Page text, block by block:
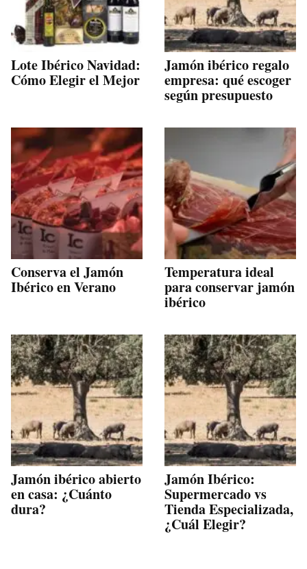
Lote Ibérico Navidad:
Cómo Elegir el Mejor
Jamón ibérico regalo
empresa: qué escoger
según presupuesto
Conserva el Jamón
Ibérico en Verano
Temperatura ideal
para conservar jamón
ibérico
Jamón ibérico abierto
en casa: ¿Cuánto
dura?
Jamón Ibérico:
Supermercado vs
Tienda Especializada,
¿Cuál Elegir?